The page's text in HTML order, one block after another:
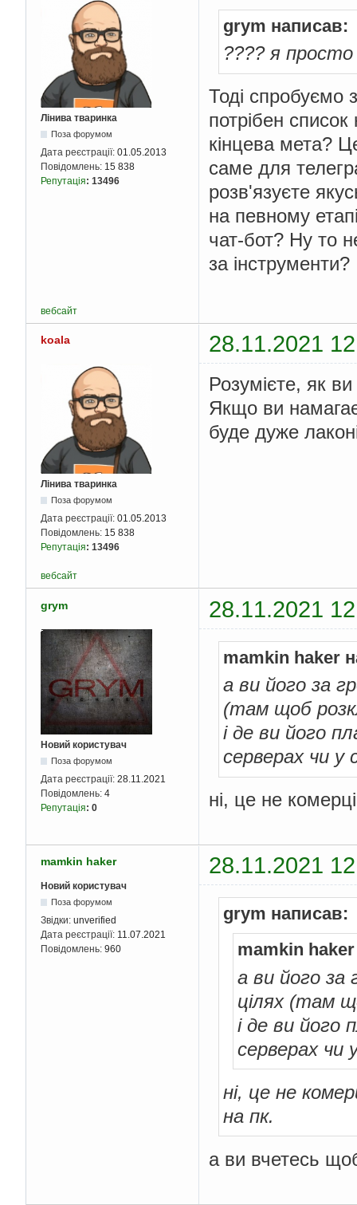
Лінива тваринка
Поза форумом
Дата реєстрації: 01.05.2013
Повідомлень: 15 838
Репутація: 13496
grym написав:
???? я
Тоді спробуємо
потрібен
кінцева мета?
саме для
розв'язуєте
на певному
чат-бот? Ну то
за інструменти?
вебсайт
koala 28.11.2021
Лінива тваринка
Поза форумом
Дата реєстрації: 01.05.2013
Повідомлень: 15 838
Репутація: 13496
Розумієте, як
Якщо ви
буде дуже
вебсайт
grym 28.11.2021
Новий користувач
Поза форумом
Дата реєстрації: 28.11.2021
Повідомлень: 4
Репутація: 0
mamkin haker
а ви його за
(там щоб
і де ви його
серверах чи у
ні, це не
mamkin haker 28.11.2021
Новий користувач
Поза форумом
Звідки: unverified
Дата реєстрації: 11.07.2021
Повідомлень: 960
grym написав:
mamkin
а ви його за
цілях (там
і де ви його
серверах чи
ні, це не
на пк.
а ви вчетесь